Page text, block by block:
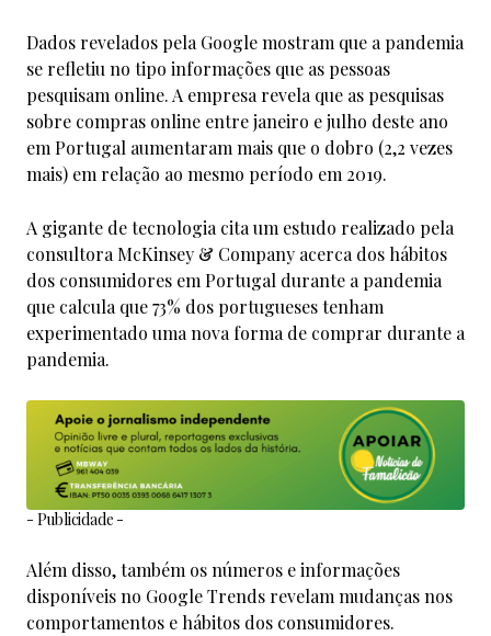
Dados revelados pela Google mostram que a pandemia
se refletiu no tipo informações que as pessoas
pesquisam online. A empresa revela que as pesquisas
sobre compras online entre janeiro e julho deste ano
em Portugal aumentaram mais que o dobro (2,2 vezes
mais) em relação ao mesmo período em 2019.
A gigante de tecnologia cita um estudo realizado pela
consultora McKinsey & Company acerca dos hábitos
dos consumidores em Portugal durante a pandemia
que calcula que 73% dos portugueses tenham
experimentado uma nova forma de comprar durante a
pandemia.
- Publicidade -
Além disso, também os números e informações
disponíveis no Google Trends revelam mudanças nos
comportamentos e hábitos dos consumidores.